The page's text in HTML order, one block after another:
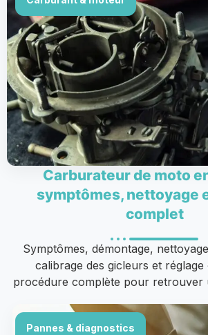
Carburateur de moto
symptômes, nettoyage
complet
Symptômes, démontage,
calibrage des gicleurs et réglage
procédure complète pour retrouver
Pannes & diagnostics